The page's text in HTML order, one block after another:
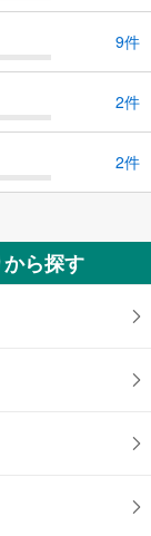
9件
2件
2件
ら探す